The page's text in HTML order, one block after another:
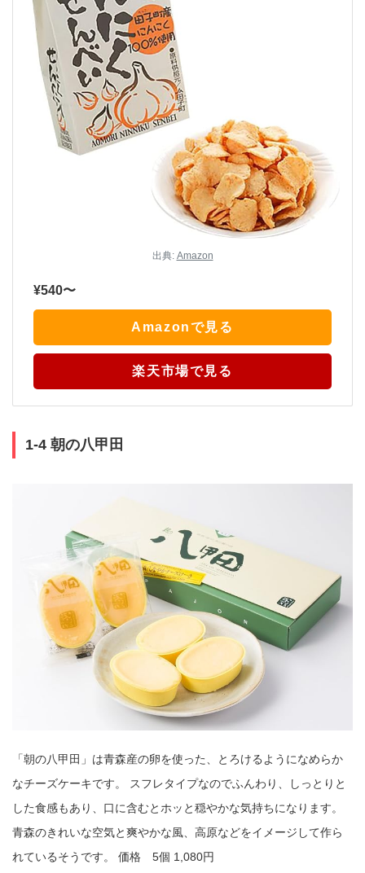
出典: Amazon
¥540〜
Amazonで見る
楽天市場で見る
1-4 朝の八甲田
「朝の八甲田」は青森産の卵を使った、とろけるようになめらか
なチーズケーキです。 スフレタイプなのでふんわり、しっとりと
した食感もあり、口に含むとホッと穏やかな気持ちになります。
青森のきれいな空気と爽やかな風、高原などをイメージして作ら
れているそうです。 価格 5個 1,080円